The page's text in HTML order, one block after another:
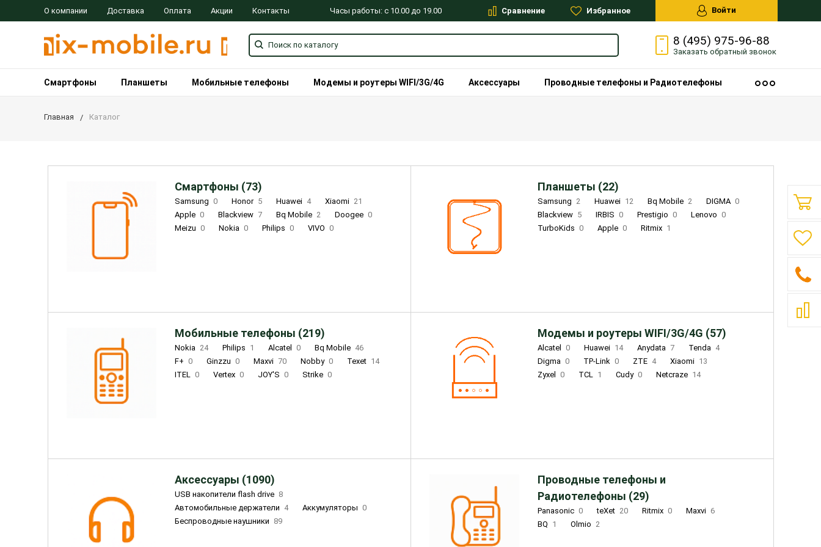
О компании Доставка Оплата Акции Контакты Часы работы: с 10.00 до 19.00 Сравнение Избранное Войти
8 (495) 975-96-88
Заказать обратный звонок
Смартфоны Планшеты Мобильные телефоны Модемы и роутеры WIFI/3G/4G Аксессуары Проводные телефоны и Радиотелефоны
Главная Каталог
Смартфоны (73)
Samsung 0 Honor 5 Huawei 4 Xiaomi 21
Apple 0 Blackview 7 Bq Mobile 2 Doogee 0
Meizu 0 Nokia 0 Philips 0 VIVO 0
Планшеты (22)
Samsung 2 Huawei 12 Bq Mobile 2 DIGMA 0
Blackview 5 IRBIS 0 Prestigio 0 Lenovo 0
TurboKids 0 Apple 0 Ritmix 1
Мобильные телефоны (219)
Nokia 24 Philips 1 Alcatel 0 Bq Mobile 46
F+ 0 Ginzzu 0 Maxvi 70 Nobby 0 Texet 14
ITEL 0 Vertex 0 JOY'S 0 Strike 0
Модемы и роутеры WIFI/3G/4G (57)
Alcatel 0 Huawei 14 Anydata 7 Tenda 4
Digma 0 TP-Link 0 ZTE 4 Xiaomi 13
Zyxel
0 TCL 1 Cudy 0 Netcraze 14
Аксессуары (1090)
USB накопители flash drive 8
Автомобильные держатели 4 Аккумуляторы 0
Беспроводные наушники 89
Проводные телефоны и
Радиотелефоны (29)
Panasonic 0 teXet 20 Ritmix 0 Maxvi 6
BQ 1 Olmio 2